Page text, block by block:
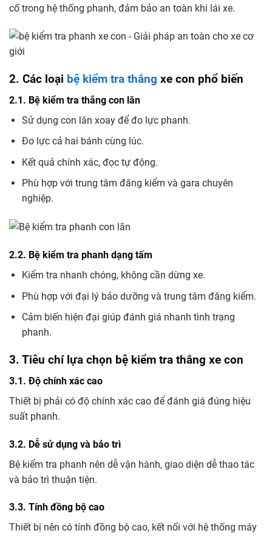
cố trong hệ thống phanh, đảm bảo an toàn khi lái xe.
2. Các loại bệ kiểm tra thắng xe con phổ biến
2.1. Bệ kiểm tra thắng con lăn
Sử dụng con lăn xoay để đo lực phanh.
Đo lực cả hai bánh cùng lúc.
Kết quả chính xác, đọc tự động.
Phù hợp với trung tâm đăng kiểm và gara chuyên
nghiệp.
2.2. Bệ kiểm tra phanh dạng tấm
Kiểm tra nhanh chóng, không cần dừng xe.
Phù hợp với đại lý bảo dưỡng và trung tâm đăng kiểm.
Cảm biến hiện đại giúp đánh giá nhanh tình trạng
phanh.
3. Tiêu chí lựa chọn bệ kiểm tra thắng xe con
3.1. Độ chính xác cao
Thiết bị phải có độ chính xác cao để đánh giá đúng hiệu
suất phanh.
3.2. Dễ sử dụng và bảo trì
Bệ kiểm tra phanh nên dễ vận hành, giao diện dễ thao tác
và bảo trì thuận tiện.
3.3. Tính đồng bộ cao
Thiết bị nên có tính đồng bộ cao, kết nối với hệ thống máy